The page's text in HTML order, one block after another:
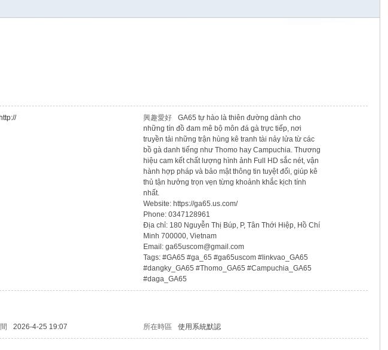
http:// 興趣愛好
GA65 tự hào là thiên đường dành cho
những tín đồ đam mê bộ môn đá gà trực tiếp, nơi
truyền tải những trận hùng kê tranh tài nảy lửa từ các
bồ gà danh tiếng như Thomo hay Campuchia. Thương
hiệu cam kết chất lượng hình ảnh Full HD sắc nét, vận
hành hợp pháp và bảo mật thông tin tuyệt đối, giúp kê
thủ tận hưởng trọn vẹn từng khoảnh khắc kịch tính
nhất.
Website: https://ga65.us.com/
Phone: 0347128961
Địa chỉ: 180 Nguyễn Thị Búp, P, Tân Thới Hiệp, Hồ Chí
Minh 700000, Vietnam
Email: ga65uscom@gmail.com
Tags: #GA65 #ga_65 #ga65uscom #linkvao_GA65
#dangky_GA65 #Thomo_GA65 #Campuchia_GA65
#daga_GA65
2026-4-25 19:07 所在時區 使用系統默認